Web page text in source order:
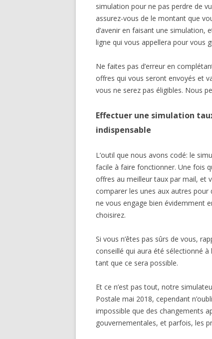
simulation pour ne pas perdre de
assurez-vous de le montant que
d’avenir en faisant une simulation,
ligne qui vous appellera pour vous
Ne faites pas d’erreur en
offres qui vous seront envoyés et
vous ne serez pas éligibles. Nous
Effectuer une simulation
indispensable
L’outil que nous avons codé: le
facile à faire fonctionner. Une fois
offres au meilleur taux par mail, et
comparer les unes aux autres pour
ne vous engage bien évidemment
choisirez.
Si vous n’êtes pas sûrs de vous,
conseillé qui aura été sélectionné
tant que ce sera possible.
Et ce n’est pas tout, notre
Postale mai 2018, cependant
impossible que des changements
gouvernementales, et parfois, les